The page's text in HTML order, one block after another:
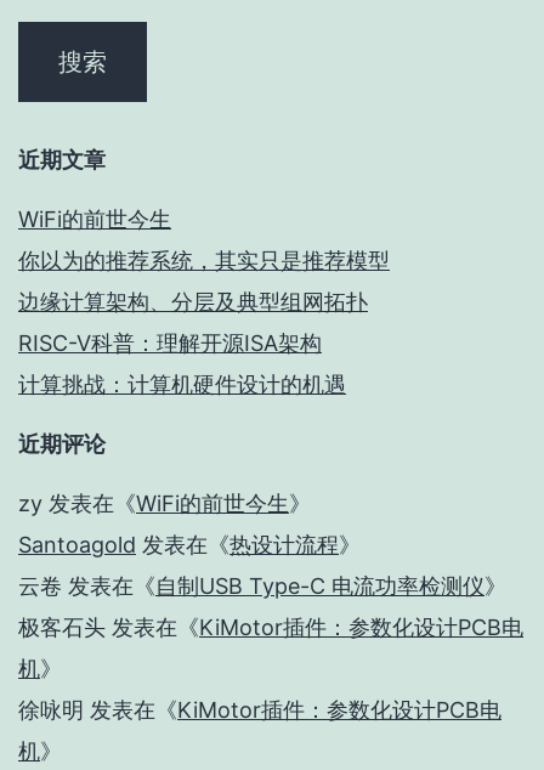
近期文章
WiFi的前世今生
你以为的推荐系统，其实只是推荐模型
边缘计算架构、分层及典型组网拓扑
RISC-V科普：理解开源ISA架构
计算挑战：计算机硬件设计的机遇
近期评论
zy 发表在《WiFi的前世今生》
Santoagold 发表在《热设计流程》
云卷 发表在《自制USB Type-C 电流功率检测仪》
极客石头 发表在《KiMotor插件：参数化设计PCB电
机》
徐咏明 发表在《KiMotor插件：参数化设计PCB电
机》